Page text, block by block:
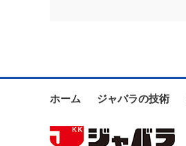
ホーム ジャバラの技術